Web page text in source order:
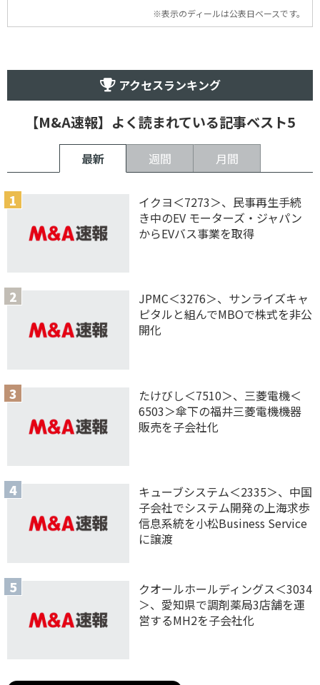
※表示のディールは公表日ベースです。
アクセスランキング
【M&A速報】よく読まれている記事ベスト5
最新 週間 月間
イクヨ＜7273＞、民事再生手続
き中のEV モーターズ・ジャパン
からEVバス事業を取得
JPMC＜3276＞、サンライズキャ
ピタルと組んでMBOで株式を非公
開化
たけびし＜7510＞、三菱電機＜
6503＞傘下の福井三菱電機機器
販売を子会社化
キューブシステム＜2335＞、中国
子会社でシステム開発の上海求歩
信息系統を小松Business Service
に譲渡
クオールホールディングス＜3034
＞、愛知県で調剤薬局3店舗を運
営するMH2を子会社化